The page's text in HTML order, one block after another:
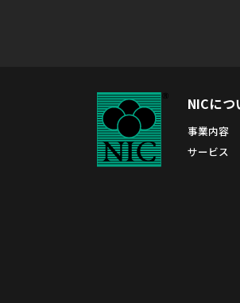
NICにつ
事業内容
サービス